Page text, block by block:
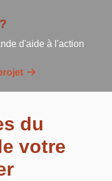
d'aide à l'action
du
votre